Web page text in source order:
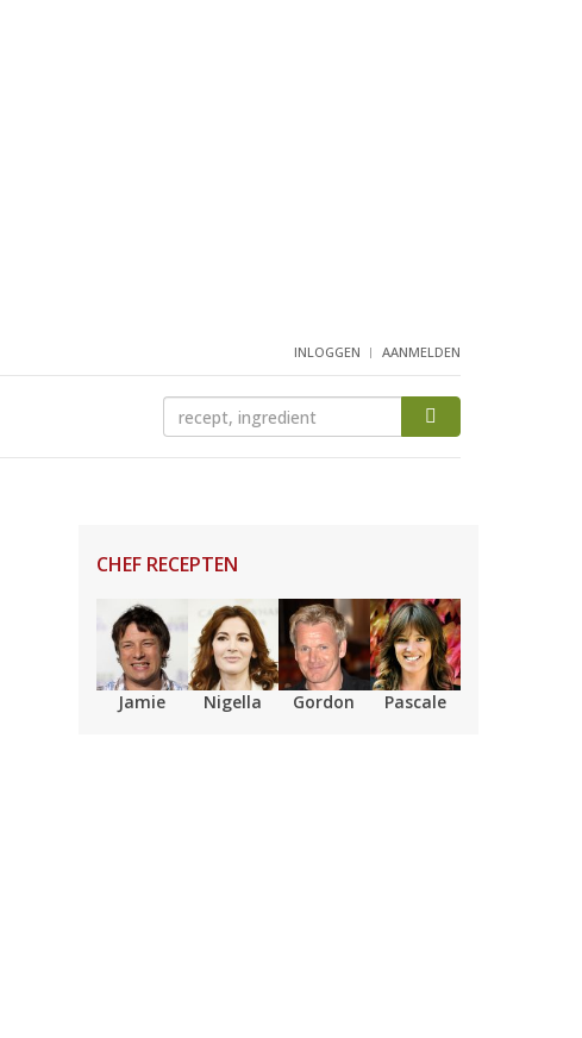
INLOGGEN AANMELDEN
CHEF RECEPTEN
Jamie Nigella Gordon Pascale